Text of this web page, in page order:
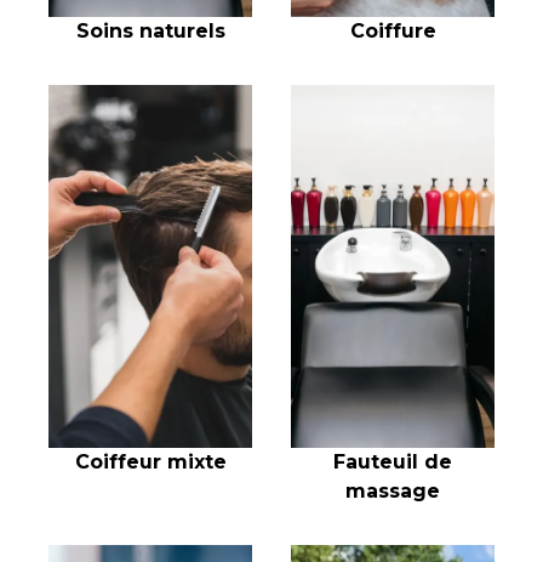
Soins naturels Coiffure
Coiffeur mixte
Fauteuil de
massage